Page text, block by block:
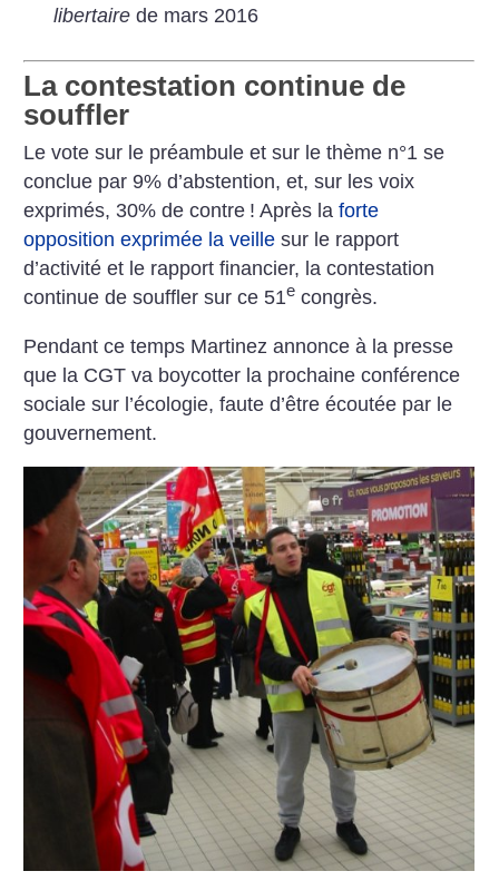
libertairede mars 2016
La contestation continue de
souffler
Le vote sur le préambule et sur le thème n°1 se
conclue par 9% d’abstention, et, sur les voix
exprimés, 30% de contre ! Après laforte
opposition exprimée la veille sur le rapport
d’activité et le rapport financier, la contestation
continue de souffler sur ce 51e congrès.
Pendant ce temps Martinez annonce à la presse
que la CGT va boycotter la prochaine conférence
sociale sur l’écologie, faute d’être écoutée par le
gouvernement.